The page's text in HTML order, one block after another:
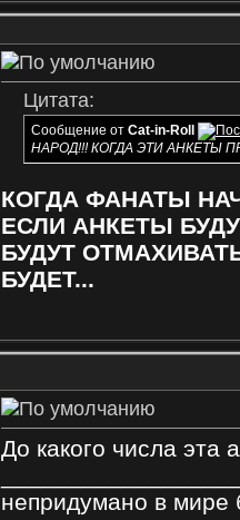
Цитата:
Сообщение от Cat-in-Roll
НАРОД!!! КОГДА ЭТИ АНКЕТЫ
КОГДА ФАНАТЫ
ЕСЛИ АНКЕТЫ
БУДУТ
БУДЕТ...
До какого числа эта
непридумано в